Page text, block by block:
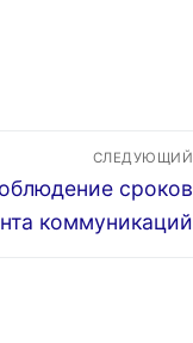
СЛЕДУЮЩИЙ
сроков
коммуникаций